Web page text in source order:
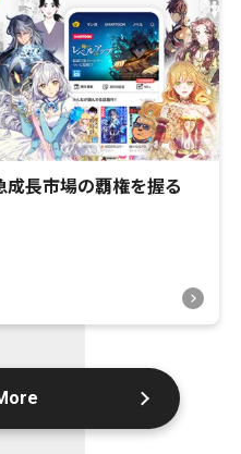
成長市場の覇権を握る